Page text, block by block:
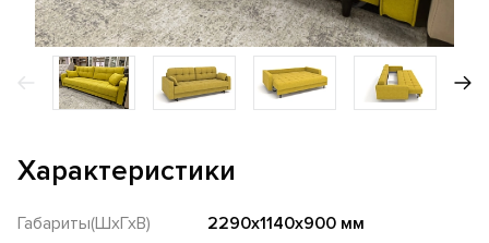
Характеристики
Габариты(ШхГхВ)
2290х1140х900 мм